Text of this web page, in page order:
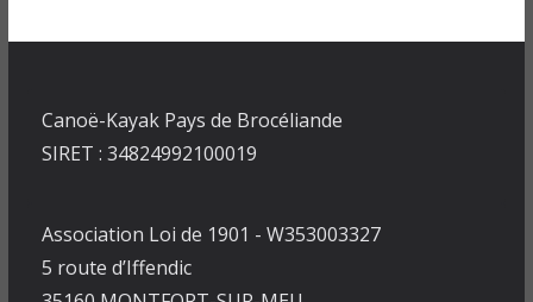
Canoë-Kayak Pays de Brocéliande
SIRET : 34824992100019
Association Loi de 1901 - W353003327
5 route d’Iffendic